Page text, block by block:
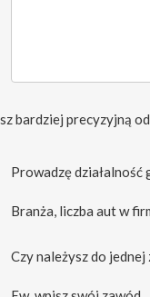
bardziej precyzyjną
Prowadzę działalność
Branża, liczba aut w
Czy należysz do